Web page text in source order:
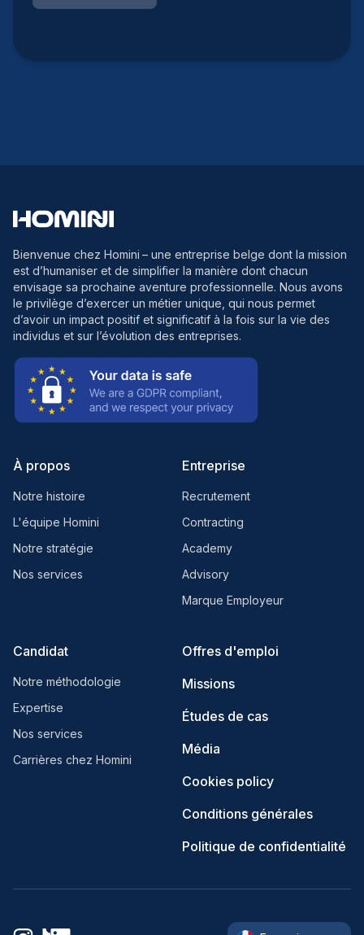
Bienvenue chez Homini – une entreprise belge dont la mission
est d’humaniser et de simplifier la manière dont chacun
envisage sa prochaine aventure professionnelle. Nous avons
le privilège d’exercer un métier unique, qui nous permet
d’avoir un impact positif et significatif à la fois sur la vie des
individus et sur l’évolution des entreprises.
À propos
Notre histoire
L'équipe Homini
Notre stratégie
Nos services
Entreprise
Recrutement
Contracting
Academy
Advisory
Marque Employeur
Candidat
Notre méthodologie
Expertise
Nos services
Carrières chez Homini
Offres d'emploi
Missions
Études de cas
Média
Cookies policy
Conditions générales
Politique de confidentialité